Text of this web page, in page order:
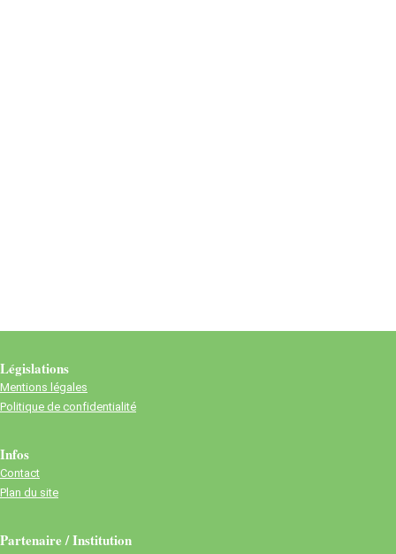
Législations
Mentions légales
Politique de confidentialité
Infos
Contact
Plan du site
Partenaire / Institution